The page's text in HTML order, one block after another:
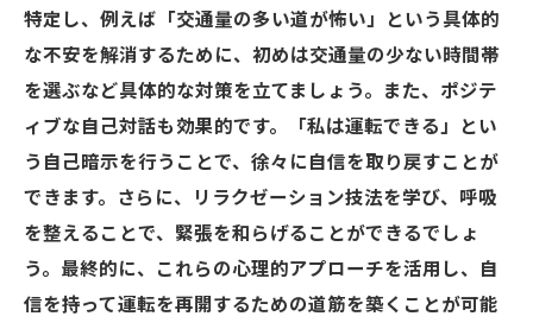
特定し、例えば「交通量の多い道が怖い」という具体的
な不安を解消するために、初めは交通量の少ない時間帯
を選ぶなど具体的な対策を立てましょう。また、ポジテ
ィブな自己対話も効果的です。「私は運転できる」とい
う自己暗示を行うことで、徐々に自信を取り戻すことが
できます。さらに、リラクゼーション技法を学び、呼吸
を整えることで、緊張を和らげることができるでしょ
う。最終的に、これらの心理的アプローチを活用し、自
信を持って運転を再開するための道筋を築くことが可能